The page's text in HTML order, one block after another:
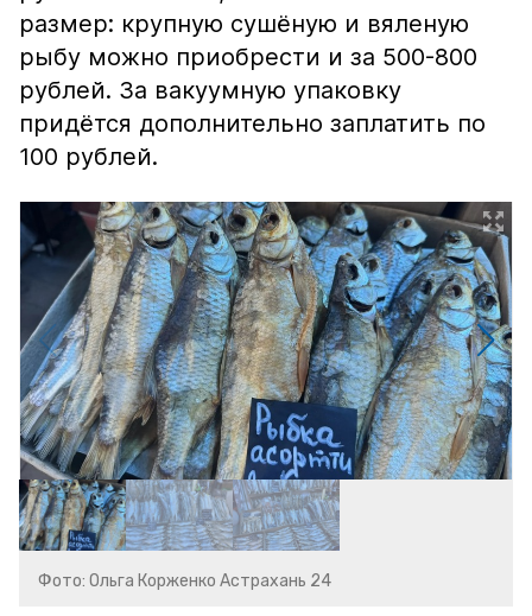
размер: крупную сушёную и вяленую
рыбу можно приобрести и за 500-800
рублей. За вакуумную упаковку
придётся дополнительно заплатить по
100 рублей.
Фото: Ольга Корженко Астрахань 24